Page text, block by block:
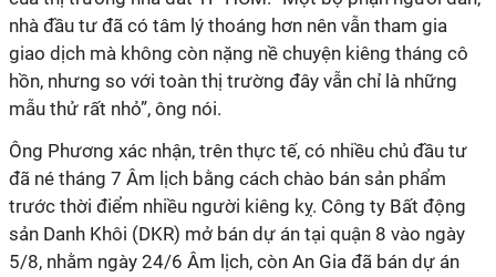
nhà đầu tư đã có tâm lý thoáng hơn nên vẫn tham gia
giao dịch mà không còn nặng nề chuyện kiêng tháng cô
hồn, nhưng so với toàn thị trường đây vẫn chỉ là những
mẫu thử rất nhỏ”, ông nói.
Ông Phương xác nhận, trên thực tế, có nhiều chủ đầu tư
đã né tháng 7 Âm lịch bằng cách chào bán sản phẩm
trước thời điểm nhiều người kiêng kỵ. Công ty Bất động
sản Danh Khôi (DKR) mở bán dự án tại quận 8 vào ngày
5/8, nhằm ngày 24/6 Âm lịch, còn An Gia đã bán dự án